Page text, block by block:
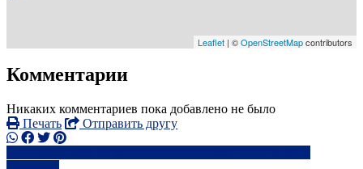
Leaflet | ©OpenStreetMapcontributors
Комментарии
Никаких комментариев пока добавлено не было
Печать
Отправить другу